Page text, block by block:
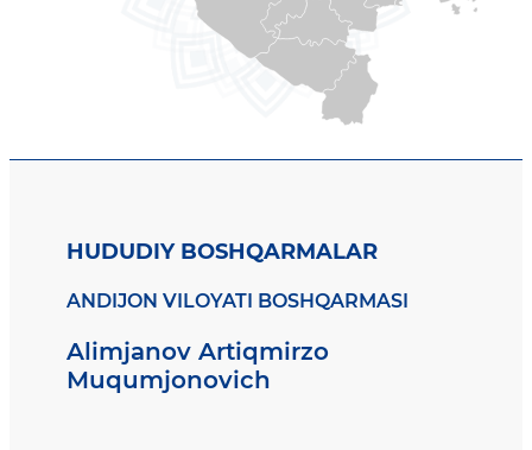
HUDUDIY BOSHQARMALAR
ANDIJON VILOYATI BOSHQARMASI
Alimjanov Artiqmirzo
Muqumjonovich